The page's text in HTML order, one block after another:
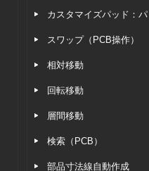
カスタマイズパッド：パ
スワップ（PCB操作）
相対移動
回転移動
層間移動
検索（PCB）
部品寸法線自動作成